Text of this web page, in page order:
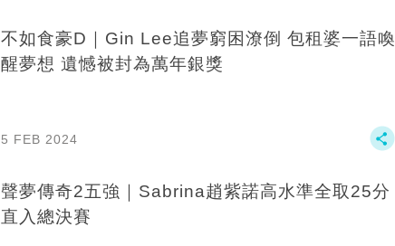
不如食豪D｜Gin Lee追夢窮困潦倒 包租婆一語喚
醒夢想 遺憾被封為萬年銀獎
5 FEB 2024
聲夢傳奇2五強｜Sabrina趙紫諾高水準全取25分
直入總決賽